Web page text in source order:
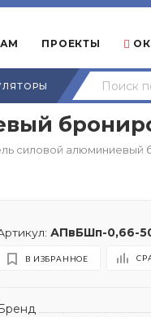
ПРОЕКТЫ
силовой алюминиевый
АПвБШп-0,66-
В ИЗБРАННОЕ